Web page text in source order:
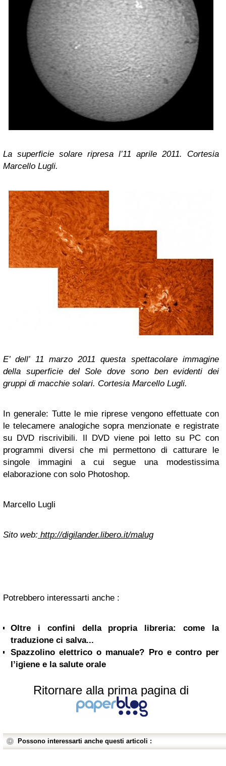
La superficie solare ripresa l’11 aprile 2011. Cortesia
Marcello Lugli.
E’ dell’ 11 marzo 2011 questa spettacolare immagine
della superficie del Sole dove sono ben evidenti dei
gruppi di macchie solari. Cortesia Marcello Lugli.
In generale: Tutte le mie riprese vengono effettuate con
le telecamere analogiche sopra menzionate e registrate
su DVD riscrivibili. Il DVD viene poi letto su PC con
programmi diversi che mi permettono di catturare le
singole immagini a cui segue una modestissima
elaborazione con solo Photoshop.
Marcello Lugli
Sito web: http://digilander.libero.it/malug
Potrebbero interessarti anche :
Oltre i confini della propria libreria: come la
traduzione ci salva...
Spazzolino elettrico o manuale? Pro e contro per
l’igiene e la salute orale
Ritornare alla prima pagina di
Possono interessarti anche questi articoli :